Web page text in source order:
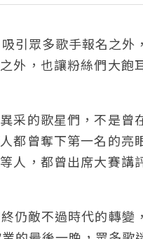
引眾多歌手報名之外
外，也讓粉絲們大飽
采的歌星們，不是曾
都曾奪下第一名的亮
人，都曾出席大賽講
仍敵不過時代的轉變